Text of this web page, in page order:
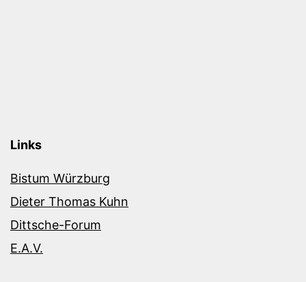
Links
Bistum Würzburg
Dieter Thomas Kuhn
Dittsche-Forum
E.A.V.